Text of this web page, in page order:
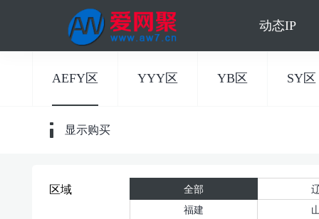
动态IP
AEFY区 YYY区 YB区 SY区
显示购买
区域 全部
福建